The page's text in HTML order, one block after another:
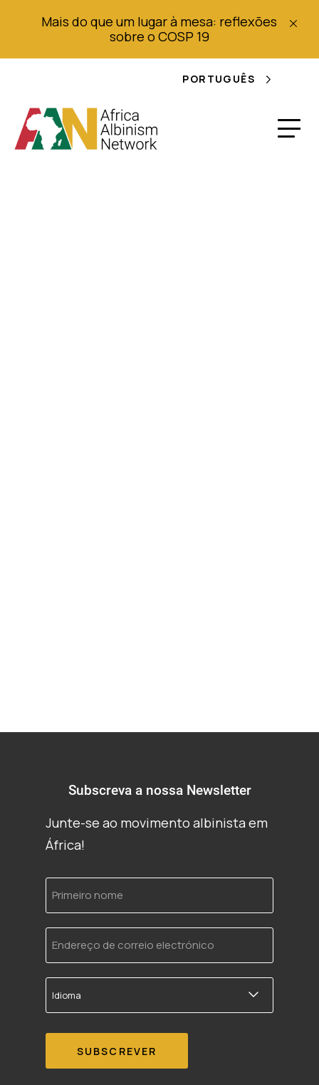
Mais do que um lugar à mesa: reflexões
sobre o COSP 19
PORTUGUÊS
Subscreva a nossa Newsletter
Junte-se ao movimento albinista em
África!
Primeiro
nome
Endereço
de
correio
electrónico
Idioma